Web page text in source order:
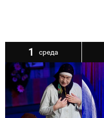
1 среда